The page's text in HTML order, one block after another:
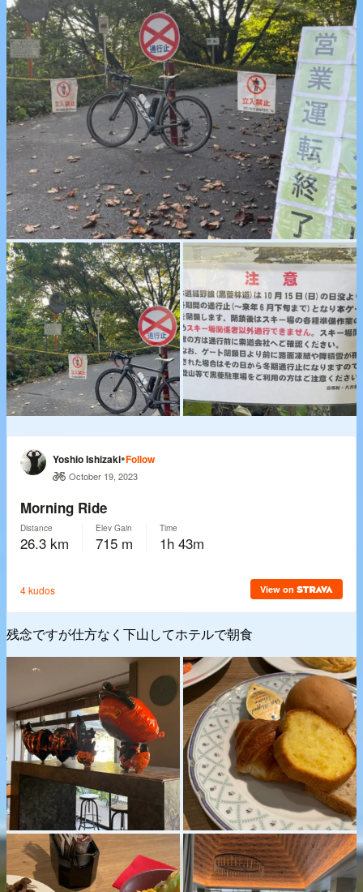
残念ですが仕方なく下山してホテルで朝食